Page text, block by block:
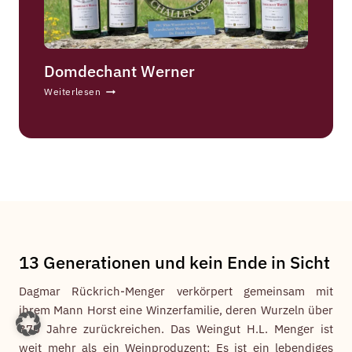
g
Domdechant Werner
Weiterlesen D
r
e
r
13 Generationen und kein Ende in Sicht
Dagmar Rückrich-Menger verkörpert gemeinsam mit
ihrem Mann Horst eine Winzerfamilie, deren Wurzeln über
370 Jahre zurückreichen. Das Weingut H.L. Menger ist
weit mehr als ein Weinproduzent: Es ist ein lebendiges